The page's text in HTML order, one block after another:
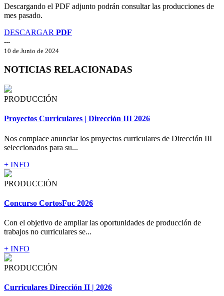
Descargando el PDF adjunto podrán consultar las producciones de
mes pasado.
DESCARGAR PDF
---
10 de Junio de 2024
NOTICIAS RELACIONADAS
PRODUCCIÓN
Proyectos Curriculares | Dirección III 2026
Nos complace anunciar los proyectos curriculares de Dirección III
seleccionados para su...
+ INFO
PRODUCCIÓN
Concurso CortosFuc 2026
Con el objetivo de ampliar las oportunidades de producción de
trabajos no curriculares se...
+ INFO
PRODUCCIÓN
Curriculares Dirección II | 2026